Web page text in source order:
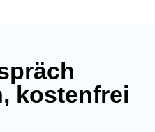
kostenfrei